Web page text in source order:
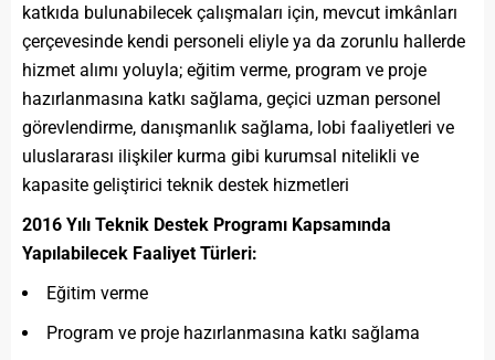
katkıda bulunabilecek çalışmaları için, mevcut imkânları
çerçevesinde kendi personeli eliyle ya da zorunlu hallerde
hizmet alımı yoluyla; eğitim verme, program ve proje
hazırlanmasına katkı sağlama, geçici uzman personel
görevlendirme, danışmanlık sağlama, lobi faaliyetleri ve
uluslararası ilişkiler kurma gibi kurumsal nitelikli ve
kapasite geliştirici teknik destek hizmetleri
2016 Yılı Teknik Destek Programı Kapsamında
Yapılabilecek Faaliyet Türleri:
Eğitim verme
Program ve proje hazırlanmasına katkı sağlama